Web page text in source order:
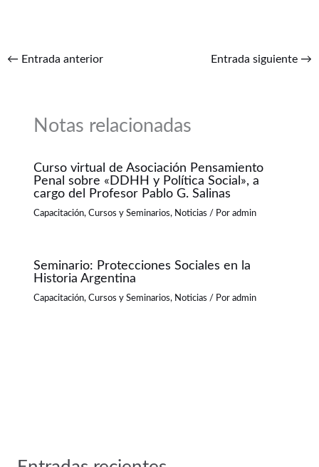
← Entrada anterior Entrada siguiente →
Notas relacionadas
Curso virtual de Asociación Pensamiento
Penal sobre «DDHH y Política Social», a
cargo del Profesor Pablo G. Salinas
Capacitación,Cursos y Seminarios, Noticias / Poradmin
Seminario: Protecciones Sociales en la
Historia Argentina
Capacitación,Cursos y Seminarios, Noticias / Poradmin